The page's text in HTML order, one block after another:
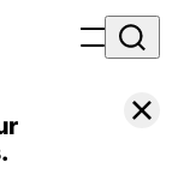
Covid-19 : La vaccination ouverte aux personnes en situation de précarité et aux professionnels du secteur de l’hébergement